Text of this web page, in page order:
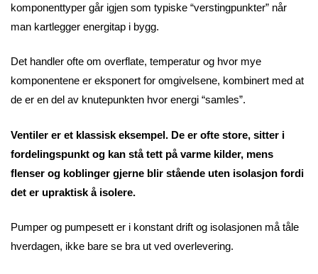
komponenttyper går igjen som typiske “verstingpunkter” når
man kartlegger energitap i bygg.
Det handler ofte om overflate, temperatur og hvor mye
komponentene er eksponert for omgivelsene, kombinert med at
de er en del av knutepunkten hvor energi “samles”.
Ventiler er et klassisk eksempel. De er ofte store, sitter i
fordelingspunkt og kan stå tett på varme kilder, mens
flenser og koblinger gjerne blir stående uten isolasjon fordi
det er upraktisk å isolere.
Pumper og pumpesett er i konstant drift og isolasjonen må tåle
hverdagen, ikke bare se bra ut ved overlevering.